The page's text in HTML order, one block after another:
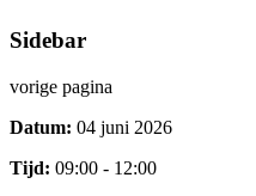
Sidebar
vorige pagina
Datum: 04 juni 2026
Tijd: 09:00 - 12:00